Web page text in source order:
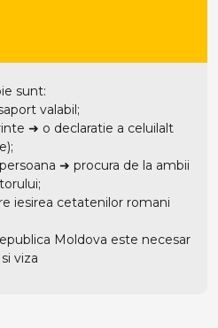
sunt:
valabil;
➜ o declaratie a celuilalt
➜ procura de la ambii
iesirea cetatenilor romani
Moldova este necesar
viza